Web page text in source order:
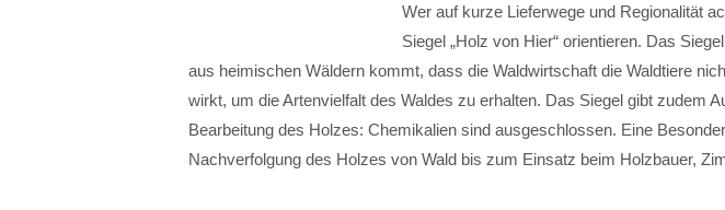
Wer auf kurze Lieferwege und Regionalität
Siegel „Holz von Hier“ orientieren. Das
aus heimischen Wäldern kommt, dass die Waldwirtschaft die Waldtiere
wirkt, um die Artenvielfalt des Waldes zu erhalten. Das Siegel gibt zudem
Bearbeitung des Holzes: Chemikalien sind ausgeschlossen. Eine
Nachverfolgung des Holzes von Wald bis zum Einsatz beim Holzbauer,